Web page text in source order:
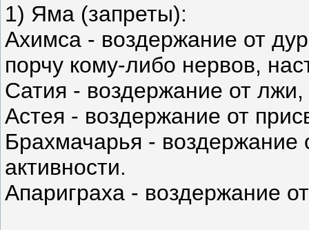
1) Яма (запреты):
Ахимса - воздержание от
порчу кому-либо нервов,
Сатия - воздержание от
Астея - воздержание от
Брахмачарья - воздержание
активности.
Апариграха - воздержание